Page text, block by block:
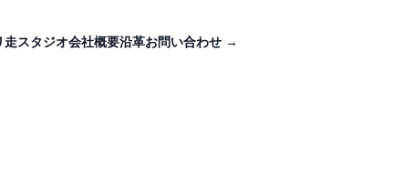
走スタジオ会社概要沿革お問い合わせ →